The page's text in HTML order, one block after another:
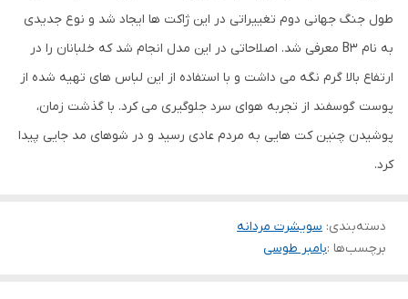
طول جنگ جهانی دوم تغییراتی در این ژاکت ها ایجاد شد و نوع جدیدی
به نام B3 معرفی شد. اصلاحاتی در این مدل انجام شد که خلبانان را در
ارتفاع بالا گرم نگه می داشت و با استفاده از این لباس های تهیه شده از
پوست گوسفند از تجربه هوای سرد جلوگیری می کرد. با گذشت زمان،
پوشیدن چنین کت هایی به مردم عادی رسید و در شوهای مد جایی پیدا
کرد.
دسته‌بندی: سویشرت مردانه
برچسب‌ها :بامبر طوسی